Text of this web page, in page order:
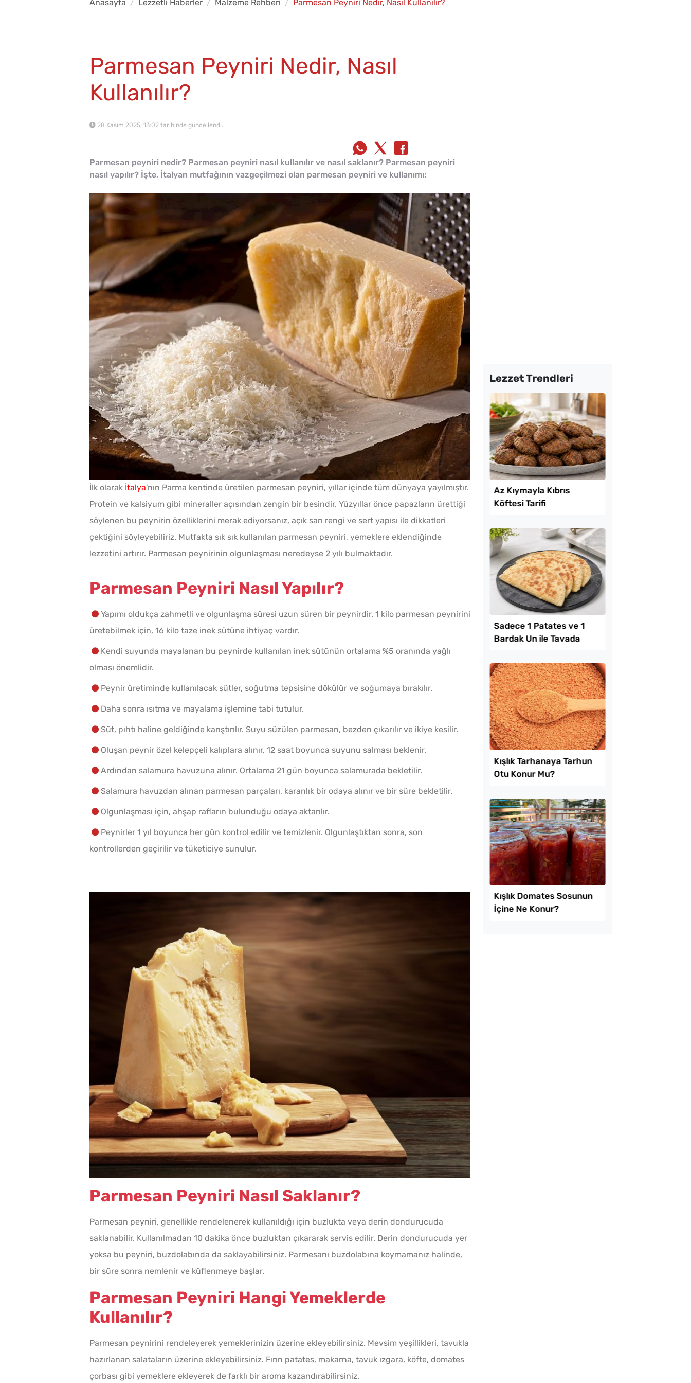
Anasayfa Lezzetli Haberler Malzeme Rehberi Parmesan Peyniri Nedir, Nasıl Kullanılır?
Parmesan Peyniri Nedir, Nasıl
Kullanılır?
28 Kasım 2025, 13:02 tarihinde güncellendi.
Parmesan peyniri nedir? Parmesan peyniri nasıl kullanılır ve nasıl saklanır? Parmesan peyniri
nasıl yapılır? İşte, İtalyan mutfağının vazgeçilmezi olan parmesan peyniri ve kullanımı:
Çiğ Domates Kavanozda
Nasıl Saklanır?
Bayat Ekmeği Saniyeler
İçinde Taze Hale Getiren
Yöntem
Evde Elma Sirkesi
Yapmanın 4 Püf Noktası
Tarhana Hamuru Kaç Gün
Mayalandırılır?
Parmak Yediren Meze
Tavada Kolay Patatesli
Gözleme Tarifi
Tel Tel Ayrılan Tavada
10 Dakikaya Sendeyim
Poğaçası Tarifi
Bardak Un ile Tavada
Gözleme Tarifi
İlk olarak İtalya'nın Parma kentinde üretilen parmesan peyniri, yıllar içinde tüm dünyaya yayılmıştır.
Protein ve kalsiyum gibi mineraller açısından zengin bir besindir. Yüzyıllar önce papazların ürettiği
söylenen bu peynirin özelliklerini merak ediyorsanız, açık sarı rengi ve sert yapısı ile dikkatleri
çektiğini söyleyebiliriz. Mutfakta sık sık kullanılan parmesan peyniri, yemeklere eklendiğinde
lezzetini artırır. Parmesan peynirinin olgunlaşması neredeyse 2 yılı bulmaktadır.
Parmesan Peyniri Nasıl Yapılır?
Yapımı oldukça zahmetli ve olgunlaşma süresi uzun süren bir peynirdir. 1 kilo parmesan peynirini
üretebilmek için, 16 kilo taze inek sütüne ihtiyaç vardır.
Kendi suyunda mayalanan bu peynirde kullanılan inek sütünün ortalama %5 oranında yağlı
olması önemlidir.
Peynir üretiminde kullanılacak sütler, soğutma tepsisine dökülür ve soğumaya bırakılır.
Daha sonra ısıtma ve mayalama işlemine tabi tutulur.
Süt, pıhtı haline geldiğinde karıştırılır. Suyu süzülen parmesan, bezden çıkarılır ve ikiye kesilir.
Oluşan peynir özel kelepçeli kalıplara alınır, 12 saat boyunca suyunu salması beklenir.
Ardından salamura havuzuna alınır. Ortalama 21 gün boyunca salamurada bekletilir.
Salamura havuzdan alınan parmesan parçaları, karanlık bir odaya alınır ve bir süre bekletilir.
Olgunlaşması için, ahşap rafların bulunduğu odaya aktarılır.
Peynirler 1 yıl boyunca her gün kontrol edilir ve temizlenir. Olgunlaştıktan sonra, son
kontrollerden geçirilir ve tüketiciye sunulur.
Parmesan Peyniri Nasıl Saklanır?
Parmesan peyniri, genellikle rendelenerek kullanıldığı için buzlukta veya derin dondurucuda
saklanabilir. Kullanılmadan 10 dakika önce buzluktan çıkararak servis edilir. Derin dondurucuda yer
yoksa bu peyniri, buzdolabında da saklayabilirsiniz. Parmesanı buzdolabına koymamanız halinde,
bir süre sonra nemlenir ve küflenmeye başlar.
Parmesan Peyniri Hangi Yemeklerde
Kullanılır?
Parmesan peynirini rendeleyerek yemeklerinizin üzerine ekleyebilirsiniz. Mevsim yeşillikleri, tavukla
hazırlanan salataların üzerine ekleyebilirsiniz. Fırın patates, makarna, tavuk ızgara, köfte, domates
çorbası gibi yemeklere ekleyerek de farklı bir aroma kazandırabilirsiniz.